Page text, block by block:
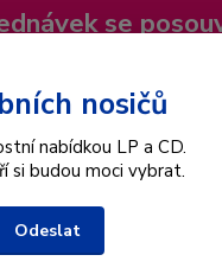
se
Hledat
nosičů
nabídkou LP a CD.
si budou moci vybrat.
Odeslat